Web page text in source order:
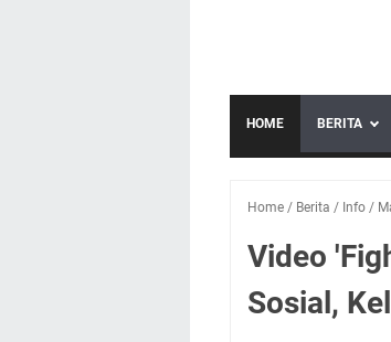
HOME BERITA
Home / Berita / Info /
Video
Sosial,